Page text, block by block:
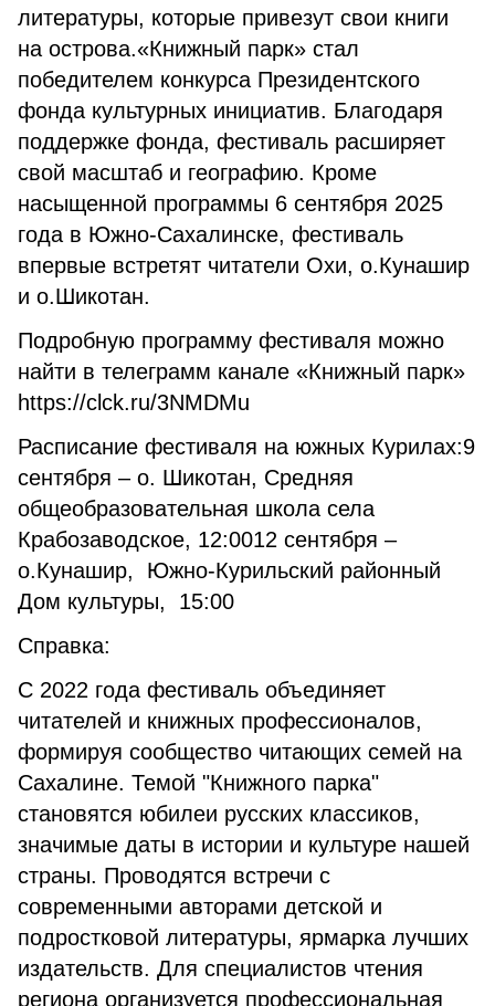
литературы, которые привезут свои книги
на острова.«Книжный парк» стал
победителем конкурса Президентского
фонда культурных инициатив. Благодаря
поддержке фонда, фестиваль расширяет
свой масштаб и географию. Кроме
насыщенной программы 6 сентября 2025
года в Южно-Сахалинске, фестиваль
впервые встретят читатели Охи, о.Кунашир
и о.Шикотан.
Подробную программу фестиваля можно
найти в телеграмм канале «Книжный парк»
https://clck.ru/3NMDMu
Расписание фестиваля на южных Курилах:9
сентября – о. Шикотан, Средняя
общеобразовательная школа села
Крабозаводское, 12:0012 сентября –
о.Кунашир, Южно-Курильский районный
Дом культуры, 15:00
Справка:
С 2022 года фестиваль объединяет
читателей и книжных профессионалов,
формируя сообщество читающих семей на
Сахалине. Темой "Книжного парка"
становятся юбилеи русских классиков,
значимые даты в истории и культуре нашей
страны. Проводятся встречи с
современными авторами детской и
подростковой литературы, ярмарка лучших
издательств. Для специалистов чтения
региона организуется профессиональная